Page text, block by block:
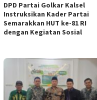
DPD Partai Golkar Kalsel
Instruksikan Kader Partai
Semarakkan HUT ke-81 RI
dengan Kegiatan Sosial